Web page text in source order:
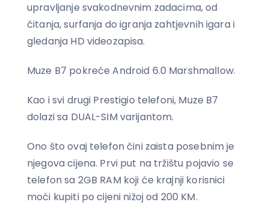
upravljanje svakodnevnim zadacima, od
čitanja, surfanja do igranja zahtjevnih igara i
gledanja HD videozapisa.
Muze B7 pokreće Android 6.0 Marshmallow.
Kao i svi drugi Prestigio telefoni, Muze B7
dolazi sa DUAL-SIM varijantom.
Ono što ovaj telefon čini zaista posebnim je
njegova cijena. Prvi put na tržištu pojavio se
telefon sa 2GB RAM koji će krajnji korisnici
moći kupiti po cijeni nižoj od 200 KM.